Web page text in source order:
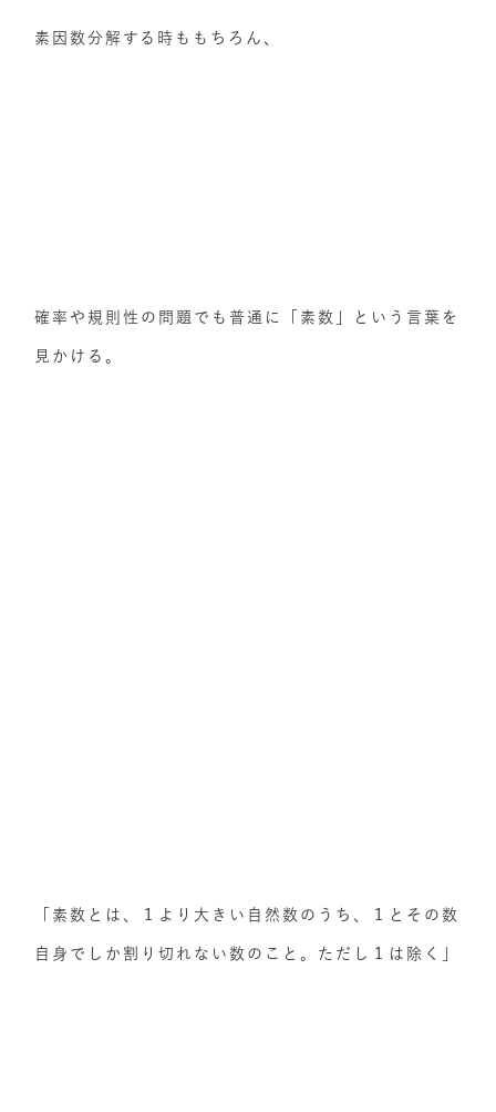
素因数分解する時ももちろん、
確率や規則性の問題でも普通に「素数」という言葉を
見かける。
「素数とは、１より大きい自然数のうち、１とその数
自身でしか割り切れない数のこと。ただし１は除く」